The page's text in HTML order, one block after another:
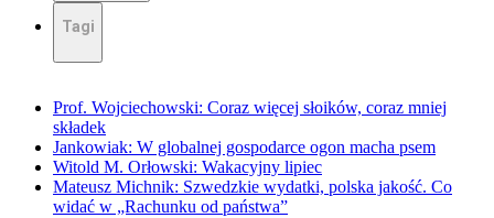
Tagi
Prof. Wojciechowski: Coraz więcej słoików, coraz mniej
składek
Jankowiak: W globalnej gospodarce ogon macha psem
Witold M. Orłowski: Wakacyjny lipiec
Mateusz Michnik: Szwedzkie wydatki, polska jakość. Co
widać w „Rachunku od państwa”